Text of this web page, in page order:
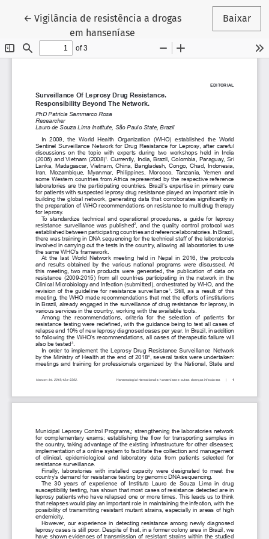
← Voltar aos Detalhes do Artigo
Vigilância de resistência a drogas
em hanseníase
Baixar